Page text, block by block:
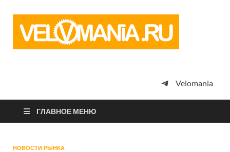
просто
Velomania
ГЛАВНОЕ МЕНЮ
НОВОСТИ РЫНКА